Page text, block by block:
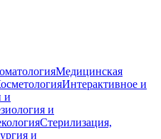
Медицинская
Интерактивное и
и
и
Стерилизация,
и